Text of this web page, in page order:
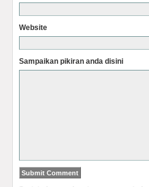
Website
Sampaikan pikiran anda disini